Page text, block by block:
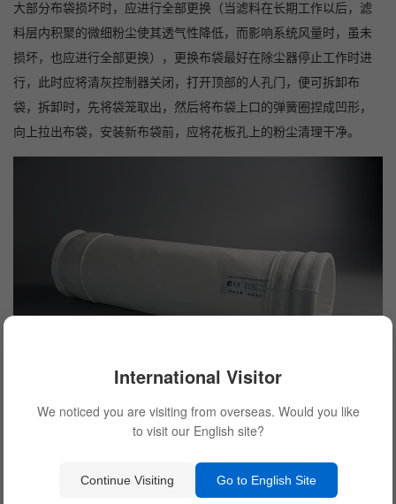
大部分布袋损坏时，应进行全部更换（当滤料在长期工作以后，滤
料层内积聚的微细粉尘使其透气性降低，而影响系统风量时，虽未
损坏，也应进行全部更换），更换布袋最好在除尘器停止工作时进
行，此时应将清灰控制器关闭，打开顶部的人孔门，便可拆卸布
袋，拆卸时，先将袋笼取出，然后将布袋上口的弹簧圈捏成凹形，
向上拉出布袋，安装新布袋前，应将花板孔上的粉尘清理干净。
目前，布袋除尘器应用在很多工厂企业当中，为企业烟气粉尘
治理工作做出贡献，我们都知道布袋除尘器的过滤核心是除尘布
袋关乎着布袋除尘器的除尘效率，以及企业后期对企业除尘方面的
International Visitor
We noticed you are visiting from overseas. Would you like
to visit our English site?
Continue Visiting Go to English Site